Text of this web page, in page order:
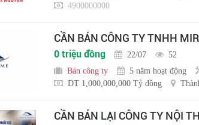
4900000000
CẦN BÁN CÔNG TY TNHH
0 triệu đồng 22/07
52
Bán công ty
5 năm hoạt động
DT 1,000,000,000 Tỷ đồng
CẦN BÁN LẠI CÔNG TY NỘI